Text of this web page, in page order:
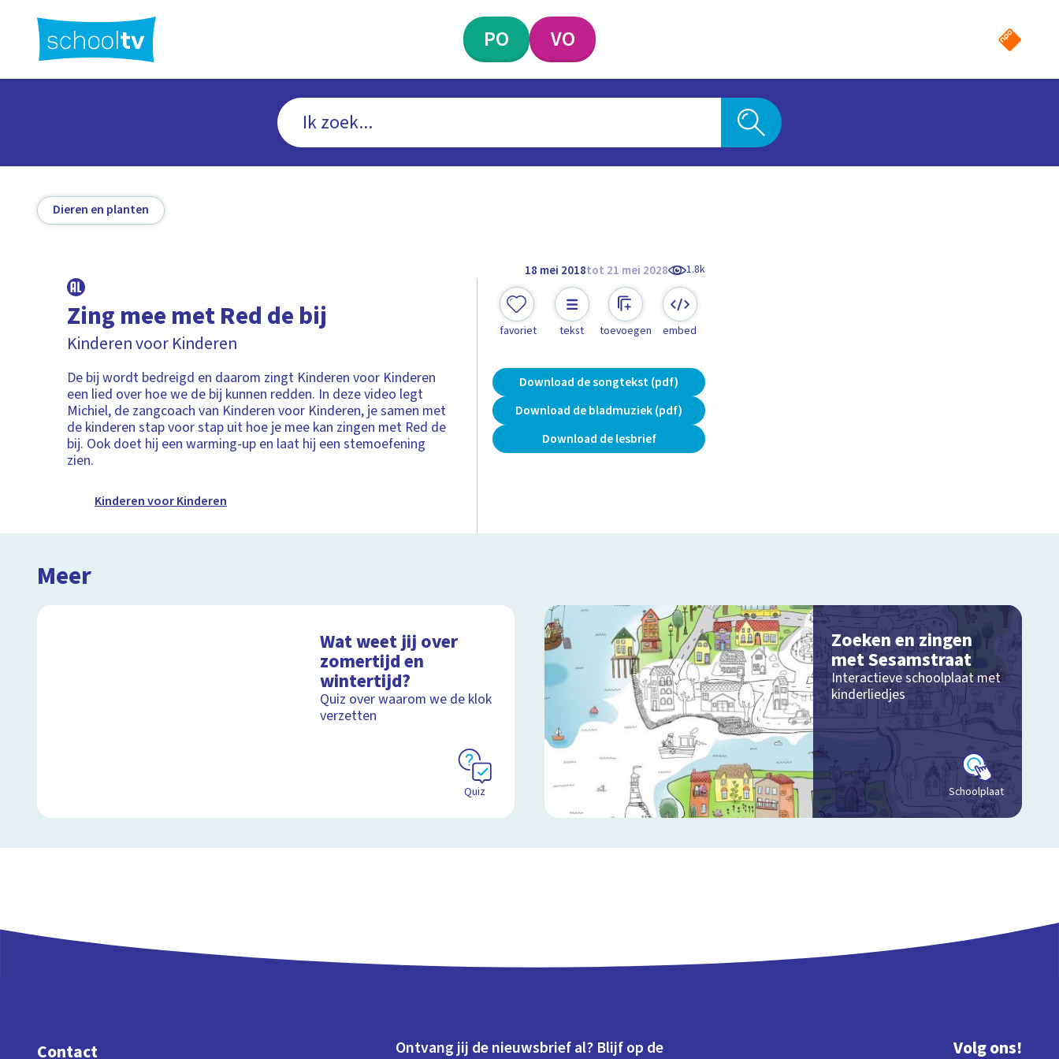
hoofdinhoud
PO VO
Dieren en planten
18 mei 2018tot 21 mei 2028 1.8k
Zing mee met Red de bij
Kinderen voor Kinderen
De bij wordt bedreigd en daarom zingt Kinderen voor Kinderen
een lied over hoe we de bij kunnen redden. In deze video legt
Michiel, de zangcoach van Kinderen voor Kinderen, je samen met
de kinderen stap voor stap uit hoe je mee kan zingen met Red de
bij. Ook doet hij een warming-up en laat hij een stemoefening
zien.
Kinderen voor Kinderen
favoriet tekst toevoegen embed
Download de songtekst (pdf)
Download de bladmuziek (pdf)
Download de lesbrief
Meer
Wat weet jij over
zomertijd en
wintertijd?
Quiz over waarom we de klok
verzetten
Quiz
Zoeken en zingen
met Sesamstraat
Interactieve schoolplaat met
kinderliedjes
Schoolplaat
Contact
Ontvang jij de nieuwsbrief al? Blijf op de
Volg ons!